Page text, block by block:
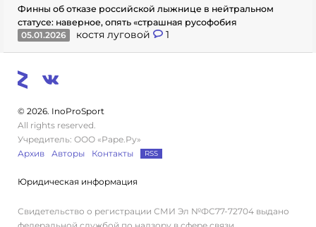
Финны об отказе российской лыжнице в нейтральном
статусе: наверное, опять «страшная русофобия
05.01.2026
костя луговой 1
© 2026. InoProSport
All rights reserved.
Учредитель: ООО «Раре.Ру»
Архив
Авторы Контакты RSS
Юридическая информация
Свидетельство о регистрации СМИ Эл №ФС77-72704 выдано
федеральной службой по надзору в сфере связи,